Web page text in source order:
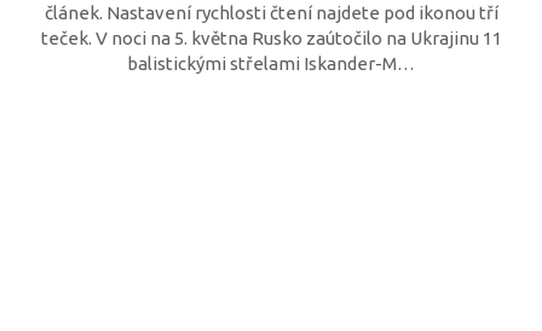
článek. Nastavení rychlosti čtení najdete pod ikonou tří
teček. V noci na 5. května Rusko zaútočilo na Ukrajinu 11
balistickými střelami Iskander-M…